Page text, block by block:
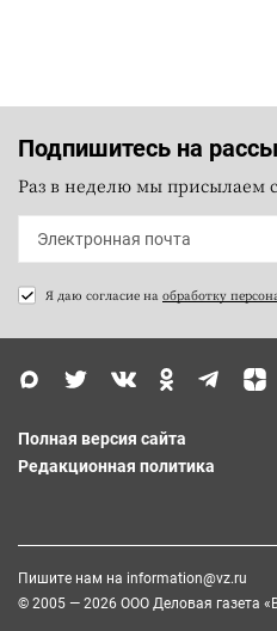
Подпишитесь на
Раз в неделю мы присылаем
Я даю согласие на обработку
Полная версия сайта
Редакционная политика
Пишите нам на information@vz.ru
© 2005 — 2026 ООО Деловая газета